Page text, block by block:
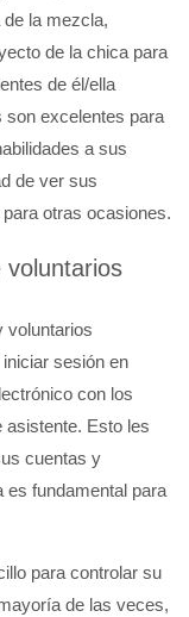
la mezcla,
de la chica para
de él/ella
son excelentes para
a sus
de ver sus
otras ocasiones.
voluntarios
voluntarios
sesión en
con los
asistente. Esto les
cuentas y
es fundamental para
para controlar su
de las veces,